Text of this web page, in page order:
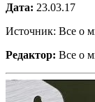
Дата: 23.03.17
Источник: Все о
Редактор: Все о